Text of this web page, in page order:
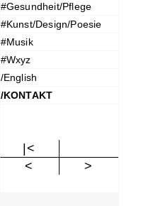
#Gesundheit/Pflege
#Kunst/Design/Poesie
#Musik
#Wxyz
/English
/KONTAKT
|<
<
>